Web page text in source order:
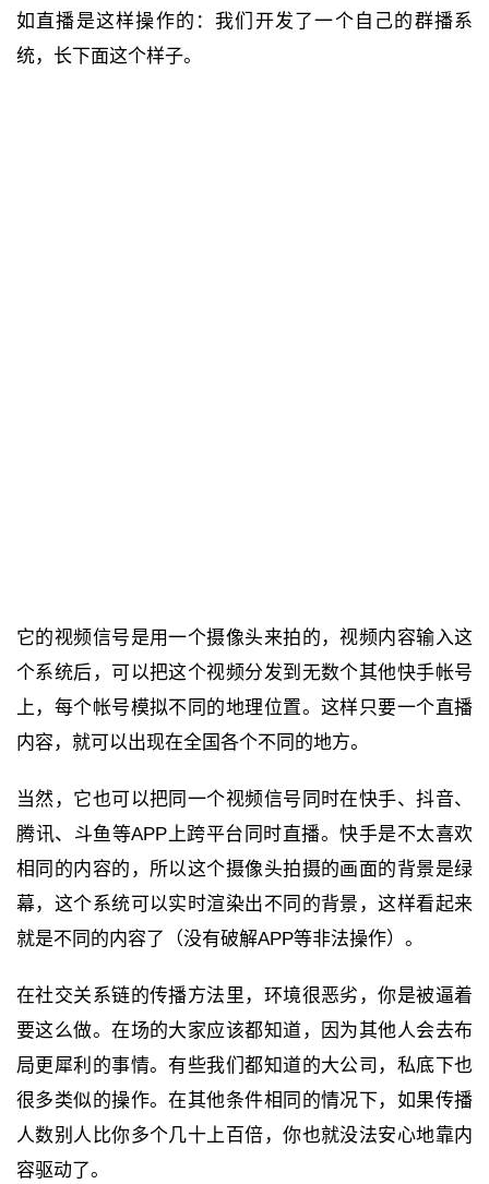
如直播是这样操作的：我们开发了一个自己的群播系
统，长下面这个样子。
它的视频信号是用一个摄像头来拍的，视频内容输入这
个系统后，可以把这个视频分发到无数个其他快手帐号
上，每个帐号模拟不同的地理位置。这样只要一个直播
内容，就可以出现在全国各个不同的地方。
当然，它也可以把同一个视频信号同时在快手、抖音、
腾讯、斗鱼等APP上跨平台同时直播。快手是不太喜欢
相同的内容的，所以这个摄像头拍摄的画面的背景是绿
幕，这个系统可以实时渲染出不同的背景，这样看起来
就是不同的内容了（没有破解APP等非法操作）。
在社交关系链的传播方法里，环境很恶劣，你是被逼着
要这么做。在场的大家应该都知道，因为其他人会去布
局更犀利的事情。有些我们都知道的大公司，私底下也
很多类似的操作。在其他条件相同的情况下，如果传播
人数别人比你多个几十上百倍，你也就没法安心地靠内
容驱动了。